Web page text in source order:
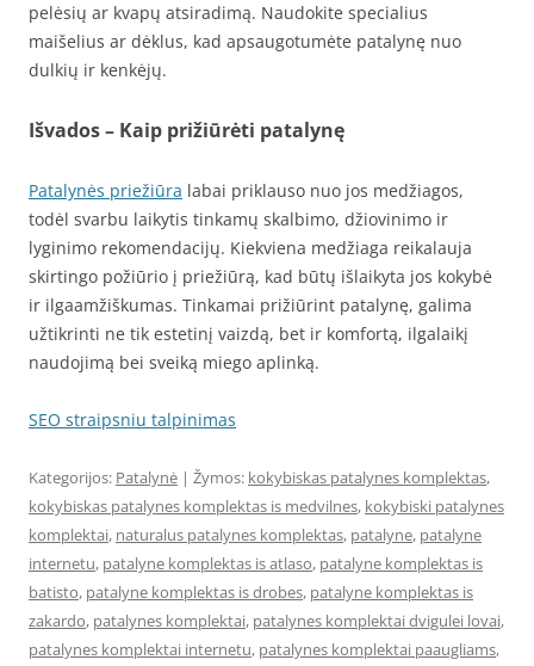
pelėsių ar kvapų atsiradimą. Naudokite specialius
maišelius ar dėklus, kad apsaugotumėte patalynę nuo
dulkių ir kenkėjų.
Išvados – Kaip prižiūrėti patalynę
Patalynės priežiūra labai priklauso nuo jos medžiagos,
todėl svarbu laikytis tinkamų skalbimo, džiovinimo ir
lyginimo rekomendacijų. Kiekviena medžiaga reikalauja
skirtingo požiūrio į priežiūrą, kad būtų išlaikyta jos kokybė
ir ilgaamžiškumas. Tinkamai prižiūrint patalynę, galima
užtikrinti ne tik estetinį vaizdą, bet ir komfortą, ilgalaikį
naudojimą bei sveiką miego aplinką.
SEO straipsniu talpinimas
Kategorijos: Patalynė | Žymos: kokybiskas patalynes komplektas,
kokybiskas patalynes komplektas is medvilnes, kokybiski patalynes
komplektai, naturalus patalynes komplektas, patalyne, patalyne
internetu, patalyne komplektas is atlaso, patalyne komplektas is
batisto, patalyne komplektas is drobes, patalyne komplektas is
zakardo, patalynes komplektai, patalynes komplektai dvigulei lovai,
patalynes komplektai internetu, patalynes komplektai paaugliams,